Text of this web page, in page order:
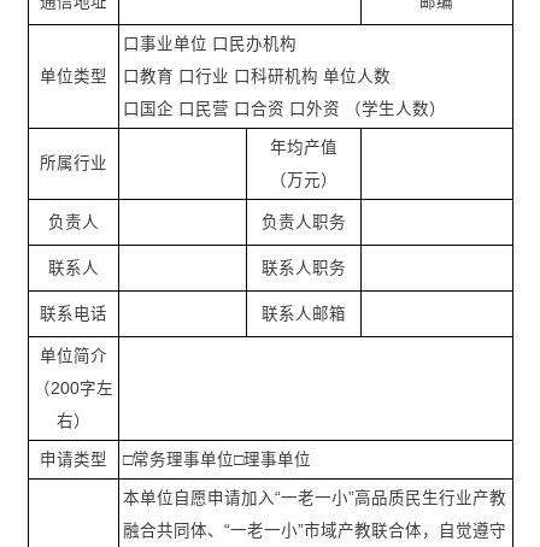
单位类型
口事业单位 口民办机构
口教育 口行业 口科研机构 单位人数
口国企 口民营 口合资 口外资 （学生人数）
所属行业
年均产值
（万元）
负责人 负责人职务
联系人 联系人职务
联系电话 联系人邮箱
单位简介
（200字左
右）
申请类型 □常务理事单位□理事单位
本单位自愿申请加入“一老一小”高品质民生行业产教
融合共同体、“一老一小”市域产教联合体，自觉遵守